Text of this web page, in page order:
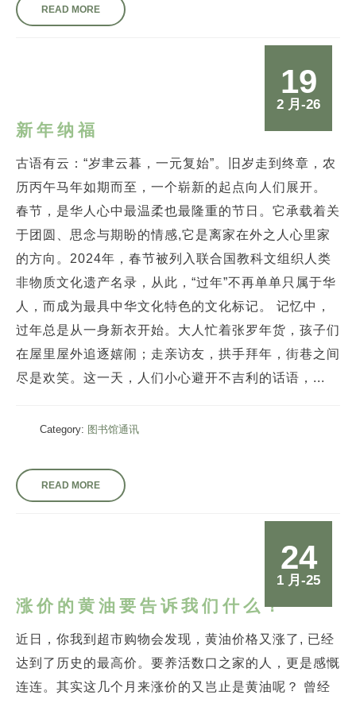
READ MORE
19
2 月-26
新年纳福
古语有云：“岁聿云暮，一元复始”。旧岁走到终章，农
历丙午马年如期而至，一个崭新的起点向人们展开。
春节，是华人心中最温柔也最隆重的节日。它承载着关
于团圆、思念与期盼的情感,它是离家在外之人心里家
的方向。2024年，春节被列入联合国教科文组织人类
非物质文化遗产名录，从此，“过年”不再单单只属于华
人，而成为最具中华文化特色的文化标记。 记忆中，
过年总是从一身新衣开始。大人忙着张罗年货，孩子们
在屋里屋外追逐嬉闹；走亲访友，拱手拜年，街巷之间
尽是欢笑。这一天，人们小心避开不吉利的话语，...
Category: 图书馆通讯
READ MORE
24
1 月-25
涨价的黄油要告诉我们什么？
近日，你我到超市购物会发现，黄油价格又涨了, 已经
达到了历史的最高价。要养活数口之家的人，更是感慨
连连。其实这几个月来涨价的又岂止是黄油呢？ 曾经